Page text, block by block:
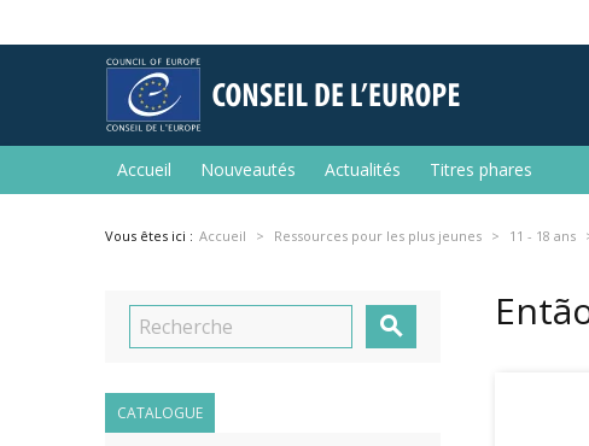
Accueil Nouveautés Actualités Titres phares
Vous êtes ici : Accueil Ressources pour les plus jeunes 11 - 18 ans

CATALOGUE